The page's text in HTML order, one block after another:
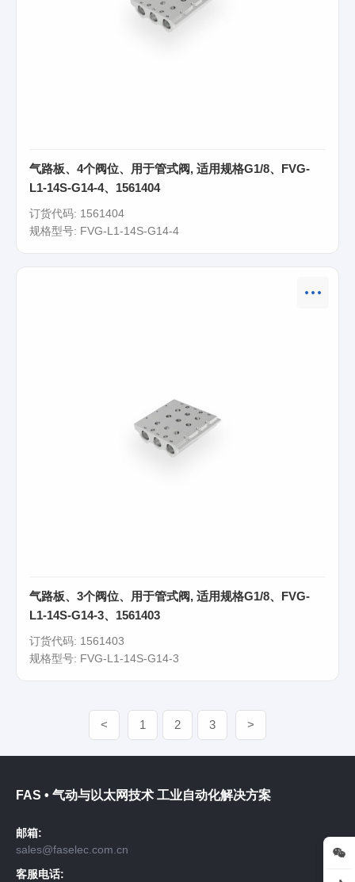
气路板、4个阀位、用于管式阀, 适用规格G1/8、FVG-
L1-14S-G14-4、1561404
订货代码: 1561404
规格型号: FVG-L1-14S-G14-4
气路板、3个阀位、用于管式阀, 适用规格G1/8、FVG-
L1-14S-G14-3、1561403
订货代码: 1561403
规格型号: FVG-L1-14S-G14-3
< 1 2 3 >
FAS • 气动与以太网技术 工业自动化解决方案
邮箱:
sales@faselec.com.cn
客服电话: